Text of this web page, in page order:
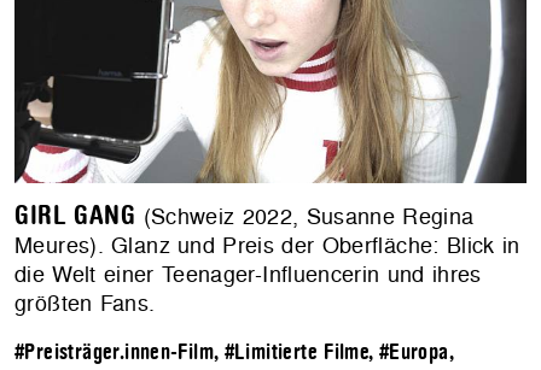
GIRL GANG (Schweiz 2022, Susanne Regina
Meures). Glanz und Preis der Oberfläche: Blick in
die Welt einer Teenager-Influencerin und ihres
größten Fans.
#Preisträger.innen-Film, #Limitierte Filme, #Europa,